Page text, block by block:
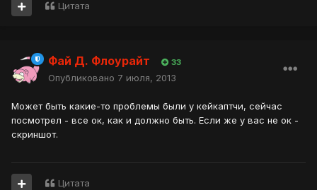
Цитата
Фай Д. Флоурайт 33
Опубликовано 7 июля, 2013
Может быть какие-то проблемы были у кейкаптчи, сейчас
посмотрел - все ок, как и должно быть. Если же у вас не ок -
скриншот.
Цитата